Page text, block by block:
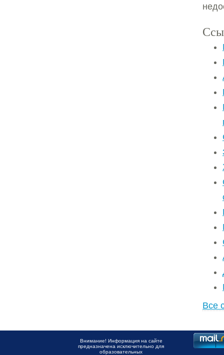
Все
Внимание! Информация на сайте
предназначена исключительно для
образовательных